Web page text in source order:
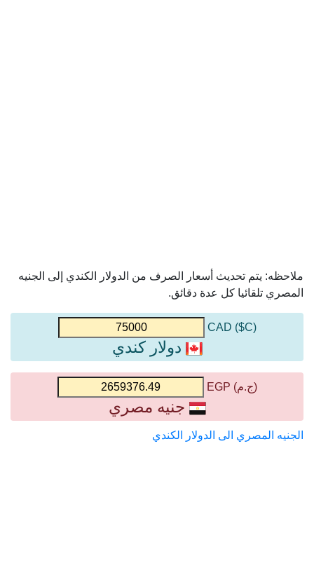
ملاحظه: يتم تحديث أسعار الصرف من الدولار الكندي إلى الجنيه
المصري تلقائيا كل عدة دقائق.
(C$) CAD
دولار كندي
(ج.م) EGP
جنيه مصري
الجنيه المصري الى الدولار الكندي